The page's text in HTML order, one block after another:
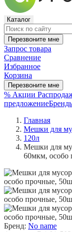
Каталог
Перезвоните мне
Запрос товара
Сравнение
Избранное
Корзина
Перезвоните мне
% Акции
предложение
Главная
Мешки для
120л
Мешки для
60мкм, особо
Бренд: No name